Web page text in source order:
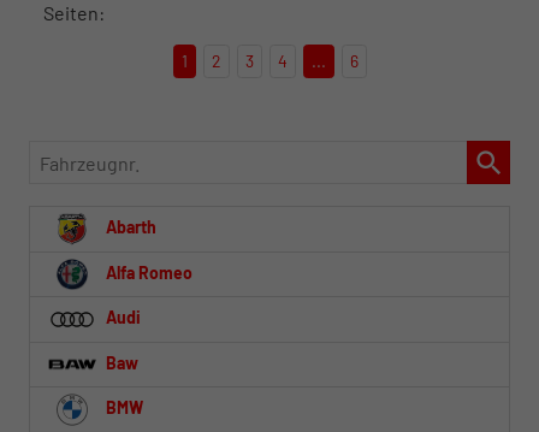
Seiten:
1 2 3 4 ... 6
Fahrzeugnr.
Abarth
Alfa Romeo
Audi
Baw
BMW